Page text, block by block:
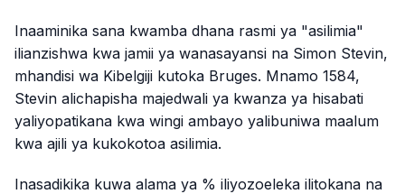
Inaaminika sana kwamba dhana rasmi ya "asilimia"
ilianzishwa kwa jamii ya wanasayansi na Simon Stevin,
mhandisi wa Kibelgiji kutoka Bruges. Mnamo 1584,
Stevin alichapisha majedwali ya kwanza ya hisabati
yaliyopatikana kwa wingi ambayo yalibuniwa maalum
kwa ajili ya kukokotoa asilimia.
Inasadikika kuwa alama ya % iliyozoeleka ilitokana na